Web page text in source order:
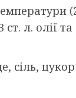
л. олії
сіль,